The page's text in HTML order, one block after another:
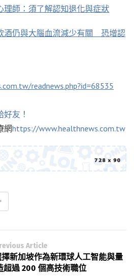
理師：須了解認知退化與症狀
酒仍與大腦血流減少有關 恐增認
readnews.php?id=68535
友！
網https://www.healthnews.com.tw
Article
新加坡作為新環球人工智能與量
超過 200 個高技術職位